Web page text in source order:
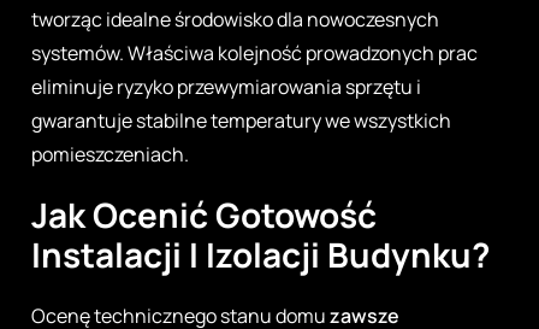
tworząc idealne środowisko dla nowoczesnych
systemów. Właściwa kolejność prowadzonych prac
eliminuje ryzyko przewymiarowania sprzętu i
gwarantuje stabilne temperatury we wszystkich
pomieszczeniach.
Jak Ocenić Gotowość
Instalacji I Izolacji Budynku?
Ocenę technicznego stanu domuzawsze